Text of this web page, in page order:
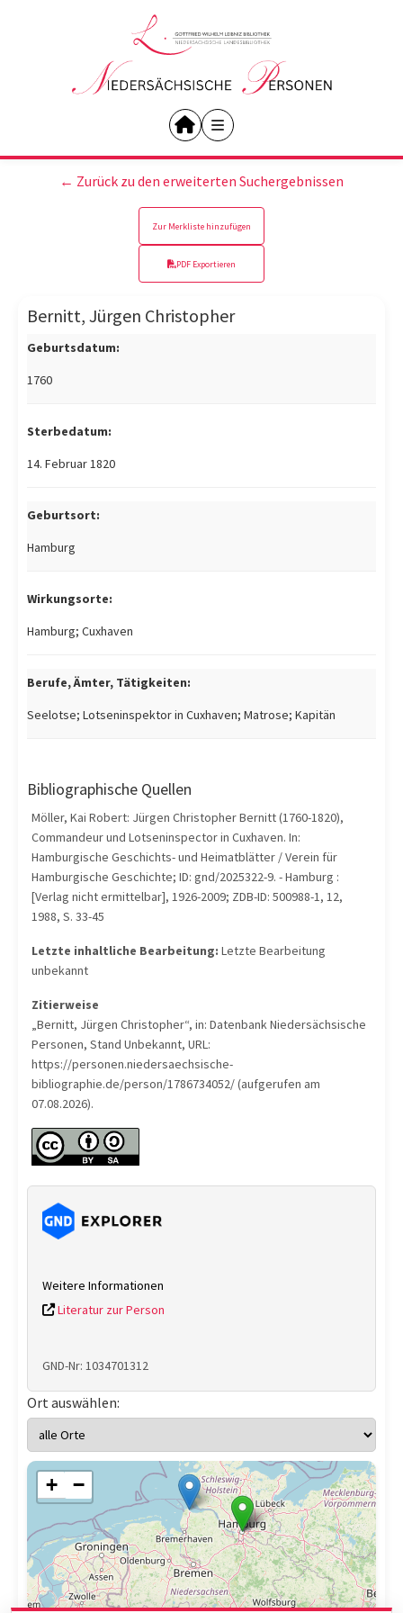
← Zurück zu den erweiterten Suchergebnissen
Zur Merkliste hinzufügen
PDF Exportieren
Bernitt, Jürgen Christopher
Geburtsdatum:
1760
Sterbedatum:
14. Februar 1820
Geburtsort:
Hamburg
Wirkungsorte:
Hamburg; Cuxhaven
Berufe, Ämter, Tätigkeiten:
Seelotse; Lotseninspektor in Cuxhaven; Matrose; Kapitän
Bibliographische Quellen
Möller, Kai Robert: Jürgen Christopher Bernitt (1760-1820),
Commandeur und Lotseninspector in Cuxhaven. In:
Hamburgische Geschichts- und Heimatblätter / Verein für
Hamburgische Geschichte; ID: gnd/2025322-9. - Hamburg :
[Verlag nicht ermittelbar], 1926-2009; ZDB-ID: 500988-1, 12,
1988, S. 33-45
Letzte inhaltliche Bearbeitung: Letzte Bearbeitung
unbekannt
Zitierweise
„Bernitt, Jürgen Christopher“, in: Datenbank Niedersächsische
Personen, Stand Unbekannt, URL:
https://personen.niedersaechsische-
bibliographie.de/person/1786734052/ (aufgerufen am
07.08.2026).
Weitere Informationen
Literatur zur Person
GND-Nr: 1034701312
Ort auswählen:
+ −